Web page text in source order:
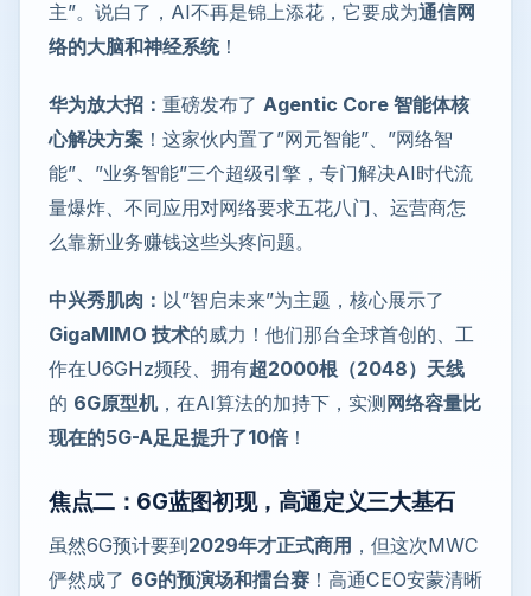
主”。说白了，AI不再是锦上添花，它要成为通信网
络的大脑和神经系统！
华为放大招： 重磅发布了 Agentic Core 智能体核
心解决方案 ！这家伙内置了”网元智能”、”网络智
能”、”业务智能”三个超级引擎，专门解决AI时代流
量爆炸、不同应用对网络要求五花八门、运营商怎
么靠新业务赚钱这些头疼问题。
中兴秀肌肉： 以”智启未来”为主题，核心展示了
GigaMIMO 技术的威力！他们那台全球首创的、工
作在U6GHz频段、拥有超2000根（2048）天线
的 6G原型机，在AI算法的加持下，实测 网络容量比
现在的5G-A足足提升了10倍！
焦点二：6G蓝图初现，高通定义三大基石
虽然6G预计要到2029年才正式商用 ，但这次MWC
俨然成了 6G的预演场和擂台赛 ！高通CEO安蒙清晰